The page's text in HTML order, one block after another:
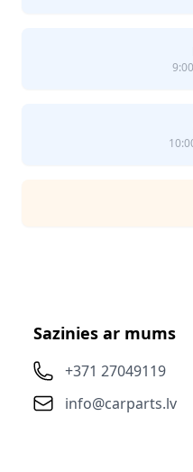
Sazinies ar mums
+371 27049119
info@carparts.lv